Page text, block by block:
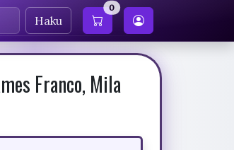
Haku
0
Franco, Mila